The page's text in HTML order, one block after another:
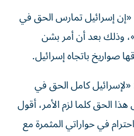
إسرائيل تمارس الحق في
وذلك بعد أن أمر بشن
صواريخ باتجاه إسرائيل.
كامل الحق في
الحق كلما لزم الأمر، أقول
في حواراتي المثمرة مع